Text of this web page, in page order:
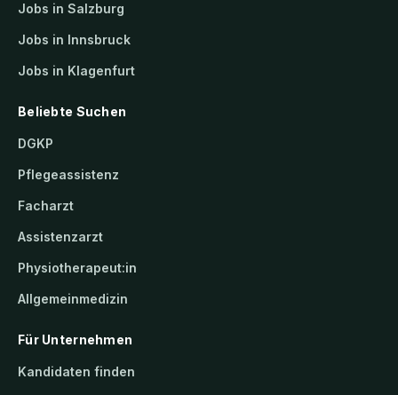
Jobs in Salzburg
Jobs in Innsbruck
Jobs in Klagenfurt
Beliebte Suchen
DGKP
Pflegeassistenz
Facharzt
Assistenzarzt
Physiotherapeut:in
Allgemeinmedizin
Für Unternehmen
Kandidaten finden